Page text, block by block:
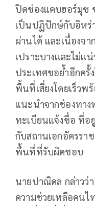
ปิดช่องแคบฮอร์มุซ
เป็นปฏิปักษ์กับอิหร่
ผ่านได้ และเนื่องจา
เปราะบางและไม่แ
ประเทศขอย้ำอีกค
พื้นที่เสี่ยงโดยเร็วพ
แนะนำจากช่องทาง
ทะเบียนแจ้งชื่อ ที่อ
กับสถานเอกอัครรา
พื้นที่ที่รับผิดชอบ
นายปาณิดล กล่าวว่
ความช่วยเหลือคน